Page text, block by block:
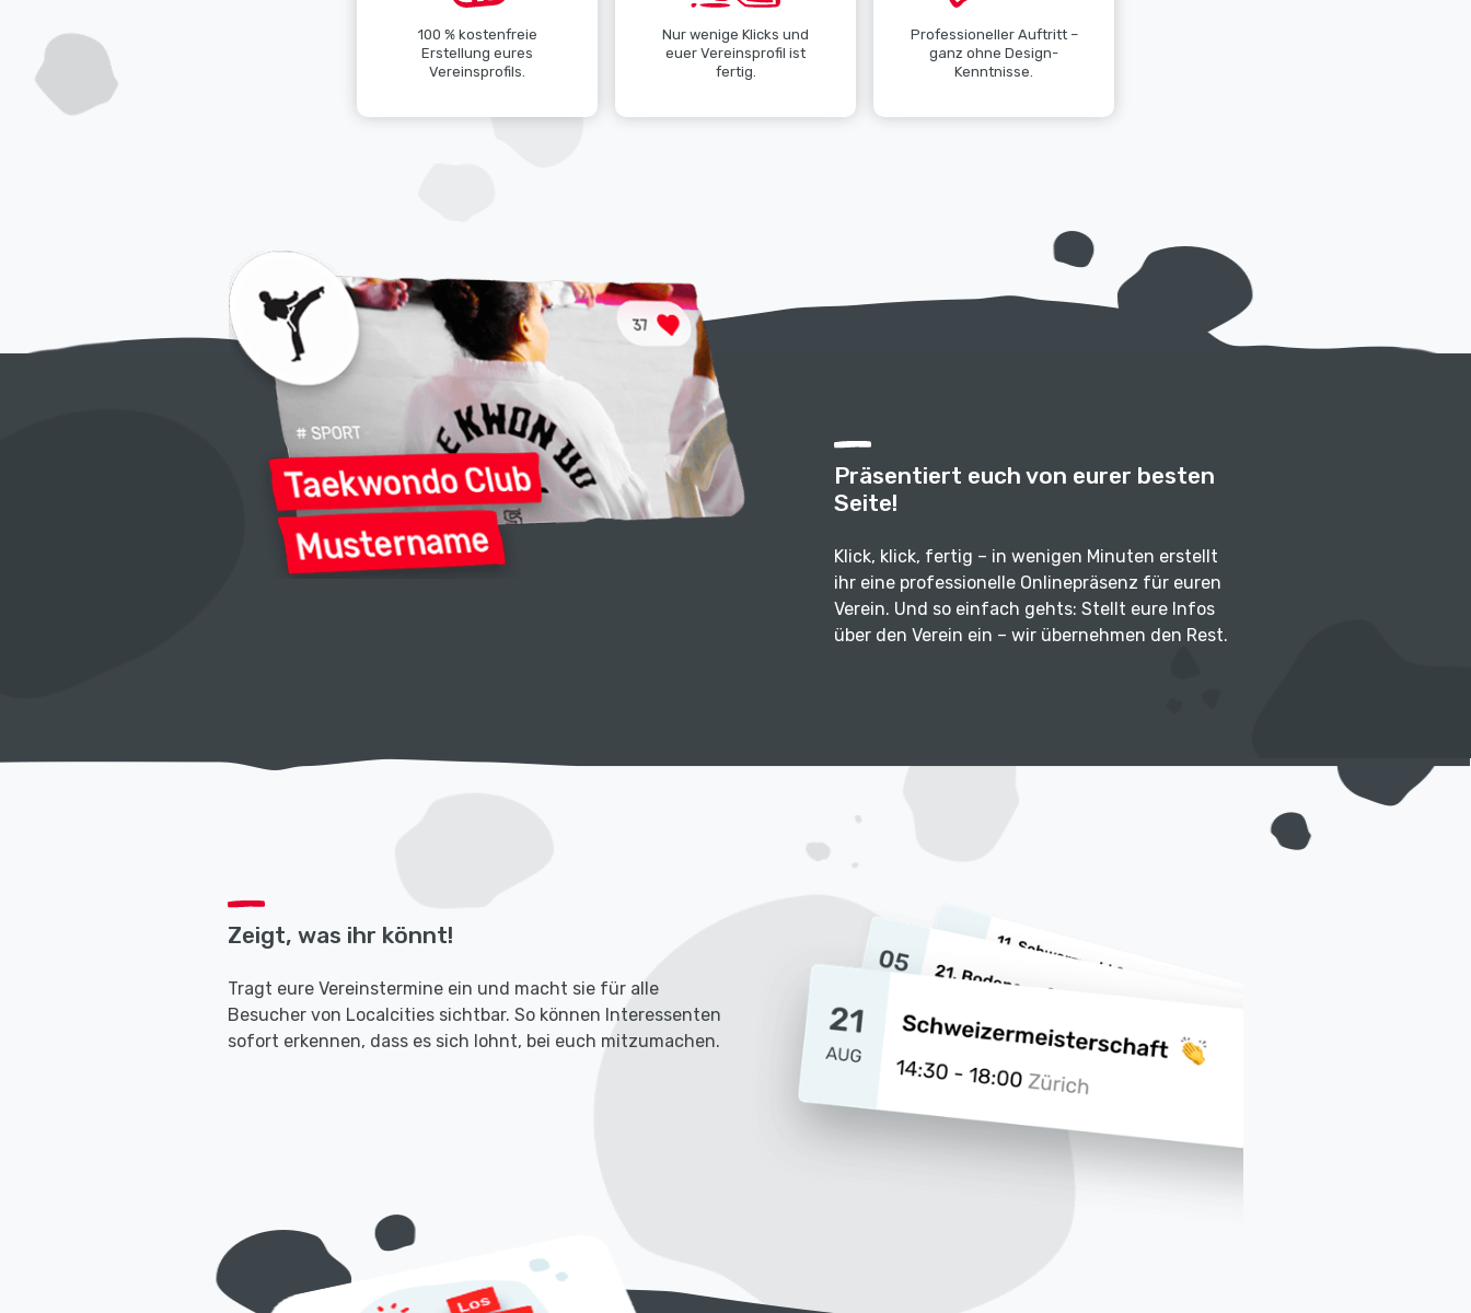
100 % kostenfreie
Erstellung eures
Vereinsprofils.
Nur wenige Klicks und
euer Vereinsprofil ist
fertig.
Professioneller Auftritt –
ganz ohne Design-
Kenntnisse.
Präsentiert euch von eurer besten
Seite!
Klick, klick, fertig – in wenigen Minuten erstellt
ihr eine professionelle Onlinepräsenz für euren
Verein. Und so einfach gehts: Stellt eure Infos
über den Verein ein – wir übernehmen den Rest.
Zeigt, was ihr könnt!
Tragt eure Vereinstermine ein und macht sie für alle
Besucher von Localcities sichtbar. So können Interessenten
sofort erkennen, dass es sich lohnt, bei euch mitzumachen.